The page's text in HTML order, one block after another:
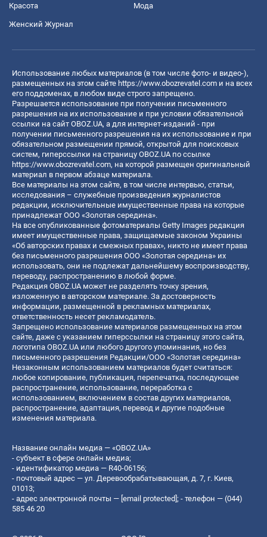
Красота Мода
Женский Журнал
Использование любых материалов (в том числе фото- и видео-),
размещенных на этом сайте https://www.obozrevatel.com и на всех
его поддоменах, в любом виде строго запрещено.
Разрешается использование при получении письменного
разрешения на их использование и при условии обязательной
ссылки на сайт OBOZ.UA, а для интернет-изданий - при
получении письменного разрешения на их использование и при
обязательном размещении прямой, открытой для поисковых
систем, гиперссылки на страницу OBOZ.UA по ссылке
https://www.obozrevatel.com, на которой размещен оригинальный
материал в первом абзаце материала.
Все материалы на этом сайте, в том числе интервью, статьи,
исследования – служебные произведения журналистов
редакции, исключительные имущественные права на которые
принадлежат ООО «Золотая середина».
На все опубликованные фотоматериалы Getty Images редакция
имеет имущественные права, защищаемые законом Украины
«Об авторских правах и смежных правах», никто не имеет права
без письменного разрешения ООО «Золотая середина» их
использовать, они не подлежат дальнейшему воспроизводству,
переводу, распространению в любой форме.
Редакция OBOZ.UA может не разделять точку зрения,
изложенную в авторском материале. За достоверность
информации, размещенной в рекламных материалах,
ответственность несет рекламодатель.
Запрещено использование материалов размещенных на этом
сайте, даже с указанием гиперссылки на страницу этого сайта,
логотипа OBOZ.UA или любого другого упоминания, но без
письменного разрешения Редакции/ООО «Золотая середина»
Незаконным использованием материалов будет считаться:
любое копирование, публикация, перепечатка, последующее
распространение, использование, переработка с
использованием, включением в состав других материалов,
распространение, адаптация, перевод и другие подобные
изменения материала.
Название онлайн медиа — «OBOZ.UA»
- субъект в сфере онлайн медиа;
- идентификатор медиа — R40-06156;
- почтовый адрес — ул. Деревообрабатывающая, д. 7, г. Киев,
01013;
- адрес электронной почты — [email protected]; - телефон — (044)
585 46 20